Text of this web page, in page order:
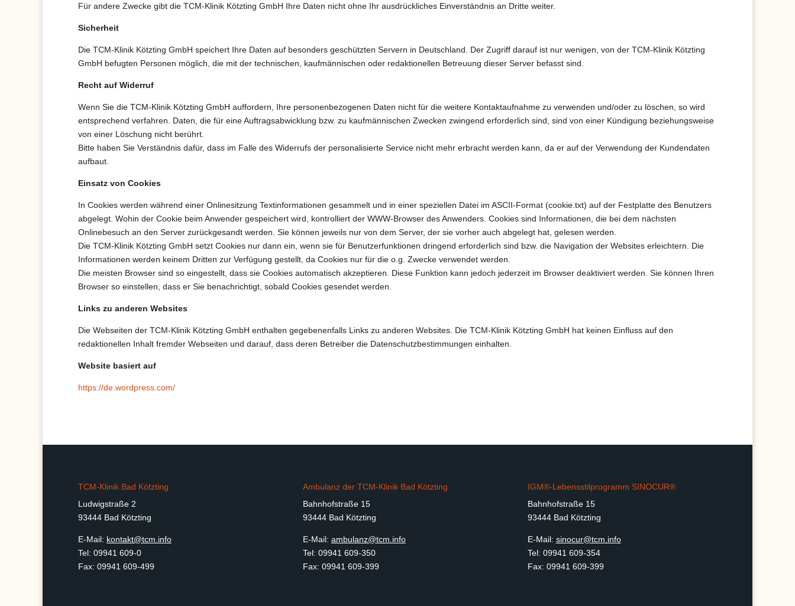
Für andere Zwecke gibt die TCM-Klinik Kötzting GmbH Ihre Daten nicht ohne Ihr ausdrückliches Einverständnis an Dritte weiter.
Sicherheit
Die TCM-Klinik Kötzting GmbH speichert Ihre Daten auf besonders geschützten Servern in Deutschland. Der Zugriff darauf ist nur wenigen, von der TCM-Klinik Kötzting
GmbH befugten Personen möglich, die mit der technischen, kaufmännischen oder redaktionellen Betreuung dieser Server befasst sind.
Recht auf Widerruf
Wenn Sie die TCM-Klinik Kötzting GmbH auffordern, Ihre personenbezogenen Daten nicht für die weitere Kontaktaufnahme zu verwenden und/oder zu löschen, so wird
entsprechend verfahren. Daten, die für eine Auftragsabwicklung bzw. zu kaufmännischen Zwecken zwingend erforderlich sind, sind von einer Kündigung beziehungsweise
von einer Löschung nicht berührt.
Bitte haben Sie Verständnis dafür, dass im Falle des Widerrufs der personalisierte Service nicht mehr erbracht werden kann, da er auf der Verwendung der Kundendaten
aufbaut.
Einsatz von Cookies
In Cookies werden während einer Onlinesitzung Textinformationen gesammelt und in einer speziellen Datei im ASCII-Format (cookie.txt) auf der Festplatte des Benutzers
abgelegt. Wohin der Cookie beim Anwender gespeichert wird, kontrolliert der WWW-Browser des Anwenders. Cookies sind Informationen, die bei dem nächsten
Onlinebesuch an den Server zurückgesandt werden. Sie können jeweils nur von dem Server, der sie vorher auch abgelegt hat, gelesen werden.
Die TCM-Klinik Kötzting GmbH setzt Cookies nur dann ein, wenn sie für Benutzerfunktionen dringend erforderlich sind bzw. die Navigation der Websites erleichtern. Die
Informationen werden keinem Dritten zur Verfügung gestellt, da Cookies nur für die o.g. Zwecke verwendet werden.
Die meisten Browser sind so eingestellt, dass sie Cookies automatisch akzeptieren. Diese Funktion kann jedoch jederzeit im Browser deaktiviert werden. Sie können Ihren
Browser so einstellen, dass er Sie benachrichtigt, sobald Cookies gesendet werden.
Links zu anderen Websites
Die Webseiten der TCM-Klinik Kötzting GmbH enthalten gegebenenfalls Links zu anderen Websites. Die TCM-Klinik Kötzting GmbH hat keinen Einfluss auf den
redaktionellen Inhalt fremder Webseiten und darauf, dass deren Betreiber die Datenschutzbestimmungen einhalten.
Website basiert auf
https://de.wordpress.com/
TCM-Klinik Bad Kötzting
Ludwigstraße 2
93444 Bad Kötzting
E-Mail: kontakt@tcm.info
Tel: 09941 609-0
Fax: 09941 609-499
Ambulanz der TCM-Klinik Bad Kötzting
Bahnhofstraße 15
93444 Bad Kötzting
E-Mail: ambulanz@tcm.info
Tel: 09941 609-350
Fax: 09941 609-399
IGM®-Lebensstilprogramm SINOCUR®
Bahnhofstraße 15
93444 Bad Kötzting
E-Mail: sinocur@tcm.info
Tel: 09941 609-354
Fax: 09941 609-399